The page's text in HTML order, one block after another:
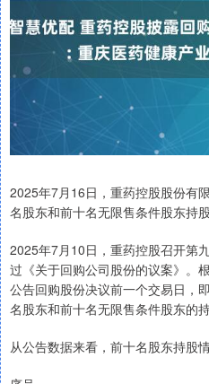
2025年7月16日，重药控股股份有
名股东和前十名无限售条件股东持股
2025年7月10日，重药控股召开第
过《关于回购公司股份的议案》。
公告回购股份决议前一个交易日，
名股东和前十名无限售条件股东的持
从公告数据来看，前十名股东持股